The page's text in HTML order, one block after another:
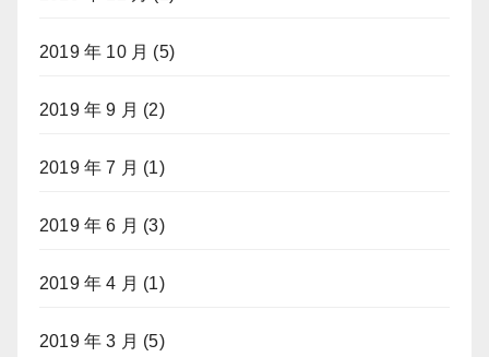
2019 年 10 月 (5)
2019 年 9 月 (2)
2019 年 7 月 (1)
2019 年 6 月 (3)
2019 年 4 月 (1)
2019 年 3 月 (5)